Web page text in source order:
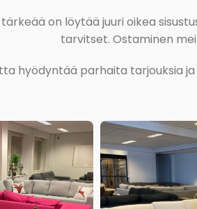
on löytää juuri oikea
tarvitset. Ostaminen
hyödyntää parhaita tarjouksia